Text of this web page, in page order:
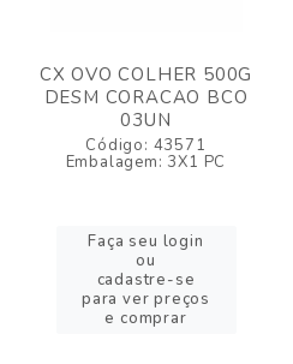
CX OVO COLHER 500G
DESM CORACAO BCO
03UN
Código: 43571
Embalagem: 3X1 PC
Faça seu login
ou
cadastre-se
para ver preços
e comprar